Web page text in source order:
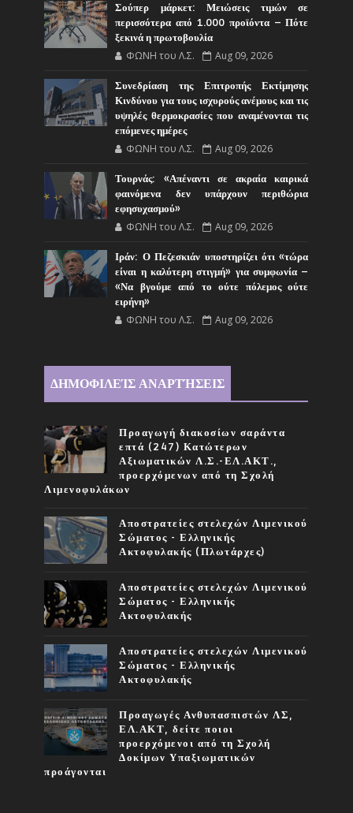
Σούπερ μάρκετ: Μειώσεις τιμών σε
περισσότερα από 1.000 προϊόντα – Πότε
ξεκινά η πρωτοβουλία
ΦΩΝΗ του Λ.Σ. Aug 09, 2026
Συνεδρίαση της Επιτροπής Εκτίμησης
Κινδύνου για τους ισχυρούς ανέμους και τις
υψηλές θερμοκρασίες που αναμένονται τις
επόμενες ημέρες
ΦΩΝΗ του Λ.Σ. Aug 09, 2026
Τουρνάς: «Απέναντι σε ακραία καιρικά
φαινόμενα δεν υπάρχουν περιθώρια
εφησυχασμού»
ΦΩΝΗ του Λ.Σ. Aug 09, 2026
Ιράν: Ο Πεζεσκιάν υποστηρίζει ότι «τώρα
είναι η καλύτερη στιγμή» για συμφωνία –
«Να βγούμε από το ούτε πόλεμος ούτε
ειρήνη»
ΦΩΝΗ του Λ.Σ. Aug 09, 2026
ΔΗΜΟΦΙΛΕΊΣ ΑΝΑΡΤΉΣΕΙΣ
Προαγωγή διακοσίων σαράντα
επτά (247) Κατώτερων
Αξιωματικών Λ.Σ.-ΕΛ.ΑΚΤ.,
προερχόμενων από τη Σχολή
Λιμενοφυλάκων
Αποστρατείες στελεχών Λιμενικού
Σώματος - Ελληνικής
Ακτοφυλακής (Πλωτάρχες)
Αποστρατείες στελεχών Λιμενικού
Σώματος - Ελληνικής
Ακτοφυλακής
Αποστρατείες στελεχών Λιμενικού
Σώματος - Ελληνικής
Ακτοφυλακής
Προαγωγές Ανθυπασπιστών ΛΣ,
ΕΛ.ΑΚΤ, δείτε ποιοι
προερχόμενοι από τη Σχολή
Δοκίμων Υπαξιωματικών
προάγονται